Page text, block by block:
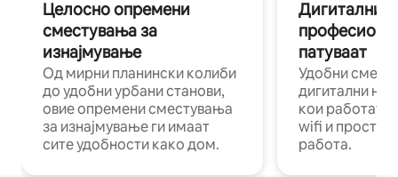
Целосно опремени
сместувања за
изнајмување
Од мирни планински колиби
до удобни урбани станови,
овие опремени сместувања
за изнајмување ги имаат
сите удобности како дом.
Дигитални
патуваат
Удобни
дигитални
кои работат
wifi и
работа.